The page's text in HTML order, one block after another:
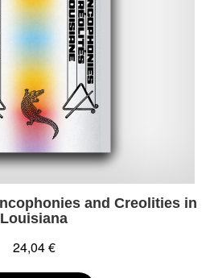
and Creolities in
Louisiana
24,04 €